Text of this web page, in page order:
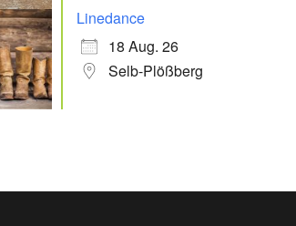
Linedance
18 Aug. 26
Selb-Plößberg